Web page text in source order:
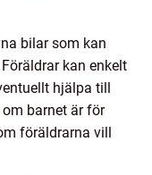
bilar som kan
kan enkelt
hjälpa till
barnet är för
föräldrarna vill